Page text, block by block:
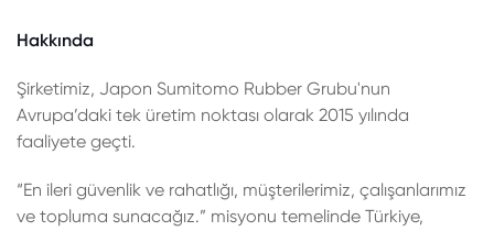
Hakkında
Şirketimiz, Japon Sumitomo Rubber Grubu'nun
Avrupa’daki tek üretim noktası olarak 2015 yılında
faaliyete geçti.
“En ileri güvenlik ve rahatlığı, müşterilerimiz, çalışanlarımız
ve topluma sunacağız.” misyonu temelinde Türkiye,